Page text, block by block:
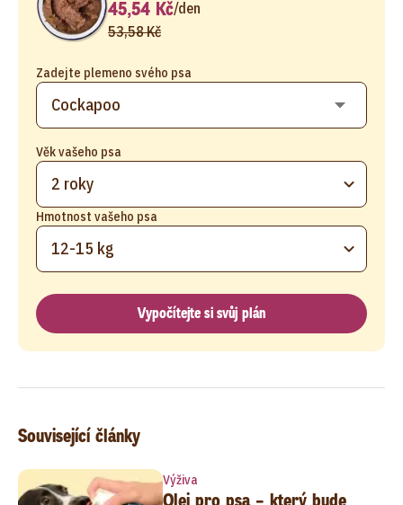
Zadejte plemeno svého psa
Věk vašeho psa
2 roky
Hmotnost vašeho psa
12-15 kg
45,54 Kč/den
53,58 Kč
Vypočítejte si svůj plán
Související články
Výživa
Olej pro psa – který bude